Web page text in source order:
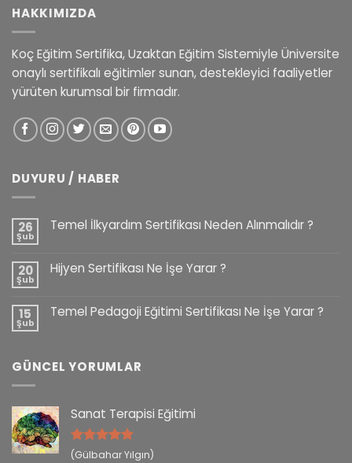
HAKKIMIZDA
Koç Eğitim Sertifika, Uzaktan Eğitim Sistemiyle Üniversite
onaylı sertifikalı eğitimler sunan, destekleyici faaliyetler
yürüten kurumsal bir firmadır.
DUYURU / HABER
26
Şub
Temel İlkyardım Sertifikası Neden Alınmalıdır ?
20
Şub
Hijyen Sertifikası Ne İşe Yarar ?
15
Şub
Temel Pedagoji Eğitimi Sertifikası Ne İşe Yarar ?
GÜNCEL YORUMLAR
Sanat Terapisi Eğitimi
5 üzerinden
(Gülbahar Yılgın)